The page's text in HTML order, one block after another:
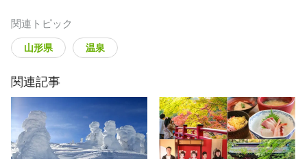
関連トピック
山形県 温泉
関連記事